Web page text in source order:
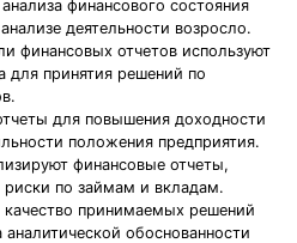
финансового состояния
деятельности возросло.
финансовых отчетов используют
для принятия решений по
для повышения доходности
положения предприятия.
финансовые отчеты,
по займам и вкладам.
принимаемых решений
обоснованности